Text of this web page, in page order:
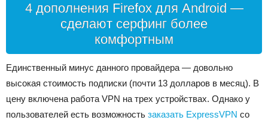
4 дополнения Firefox для Android —
сделают серфинг более
комфортным
Единственный минус данного провайдера — довольно
высокая стоимость подписки (почти 13 долларов в месяц). В
цену включена работа VPN на трех устройствах. Однако у
пользователей есть возможность заказать ExpressVPN со